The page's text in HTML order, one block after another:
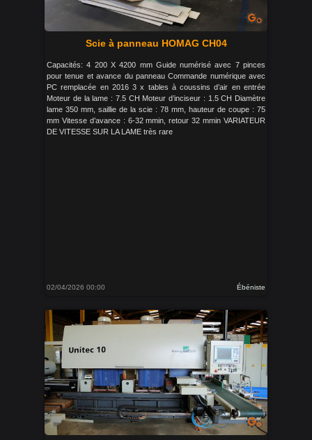
Scie à panneau HOMAG CH04
Capacités: 4 200 X 4200 mm Guide numérisé avec 7 pinces
pour tenue et avance du panneau Commande numérique avec
PC remplacée en 2016 3 x tables à coussins d’air en entrée
Moteur de la lame : 7.5 CH Moteur d’inciseur : 1.5 CH Diamètre
lame 350 mm, saillie de la scie : 78 mm, hauteur de coupe : 75
mm Vitesse d’avance : 6-32 mmin, retour 32 mmin VARIATEUR
DE VITESSE SUR LA LAME très rare
02/04/2026 00:00 Ébéniste